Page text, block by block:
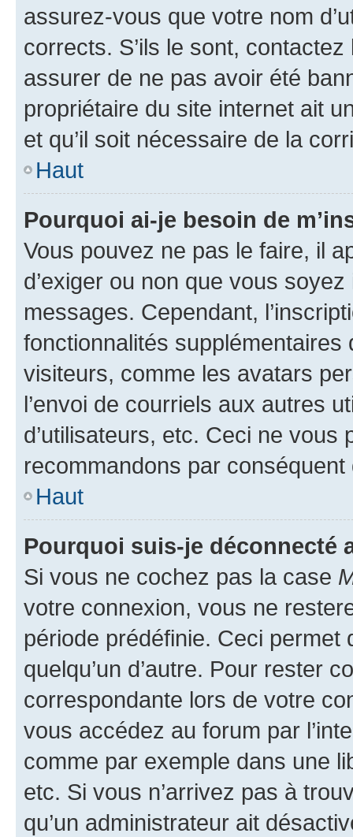
assurez-vous que votre nom
corrects. S’ils le sont,
assurer de ne pas avoir été
propriétaire du site internet ait
et qu’il soit nécessaire de la
Haut
Pourquoi ai-je besoin de
Vous pouvez ne pas le faire, il
d’exiger ou non que vous
messages. Cependant,
fonctionnalités
visiteurs, comme les avatars
l’envoi de courriels aux autres
d’utilisateurs, etc. Ceci ne vous
recommandons par conséquent
Haut
Pourquoi suis-je déconnecté
Si vous ne cochez pas la case
votre connexion, vous ne
période prédéfinie. Ceci permet
quelqu’un d’autre. Pour rester
correspondante lors de votre
vous accédez au forum par
comme par exemple dans une
etc. Si vous n’arrivez pas à
qu’un administrateur ait